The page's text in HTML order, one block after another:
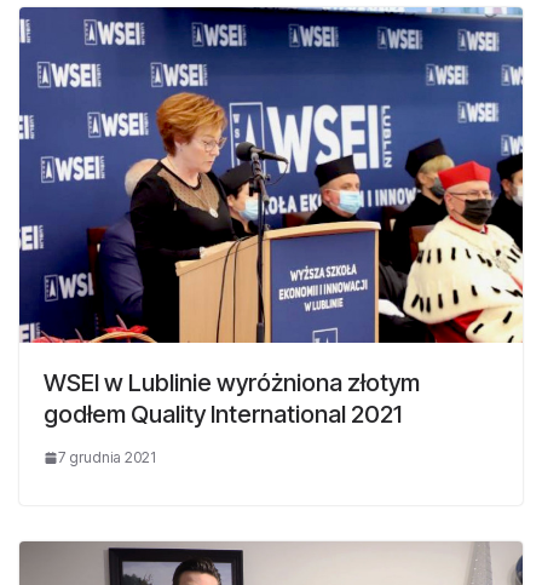
WSEI w Lublinie wyróżniona złotym
godłem Quality International 2021
7 grudnia 2021